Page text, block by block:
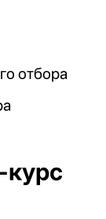
отбора